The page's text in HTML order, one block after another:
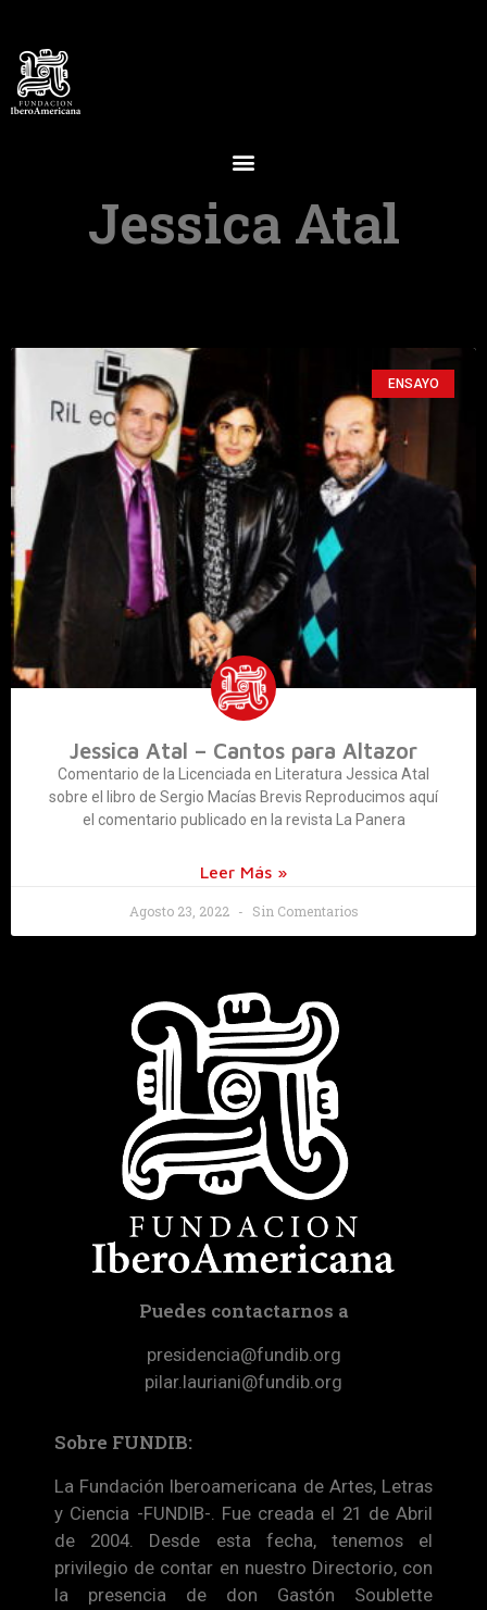
Jessica Atal
ENSAYO
Jessica Atal – Cantos para Altazor
Comentario de la Licenciada en Literatura Jessica Atal
sobre el libro de Sergio Macías Brevis Reproducimos aquí
el comentario publicado en la revista La Panera
Leer Más »
Agosto 23, 2022 Sin Comentarios
Puedes contactarnos a
presidencia@fundib.org
pilar.lauriani@fundib.org
Sobre FUNDIB:
La Fundación Iberoamericana de Artes, Letras
y Ciencia -FUNDIB-. Fue creada el 21 de Abril
de 2004. Desde esta fecha, tenemos el
privilegio de contar en nuestro Directorio, con
la presencia de don Gastón Soublette